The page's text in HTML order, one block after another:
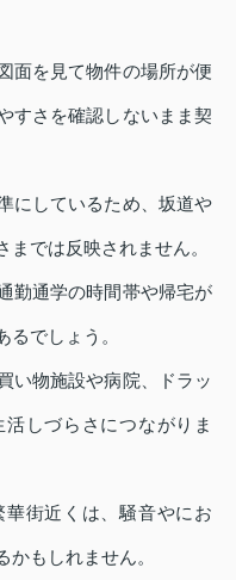
面を見て物件の場所が便
すさを確認しないまま契
にしているため、坂道や
では反映されません。
勤通学の時間帯や帰宅が
でしょう。
い物施設や病院、ドラッ
しづらさにつながりま
街近くは、騒音やにお
もしれません。